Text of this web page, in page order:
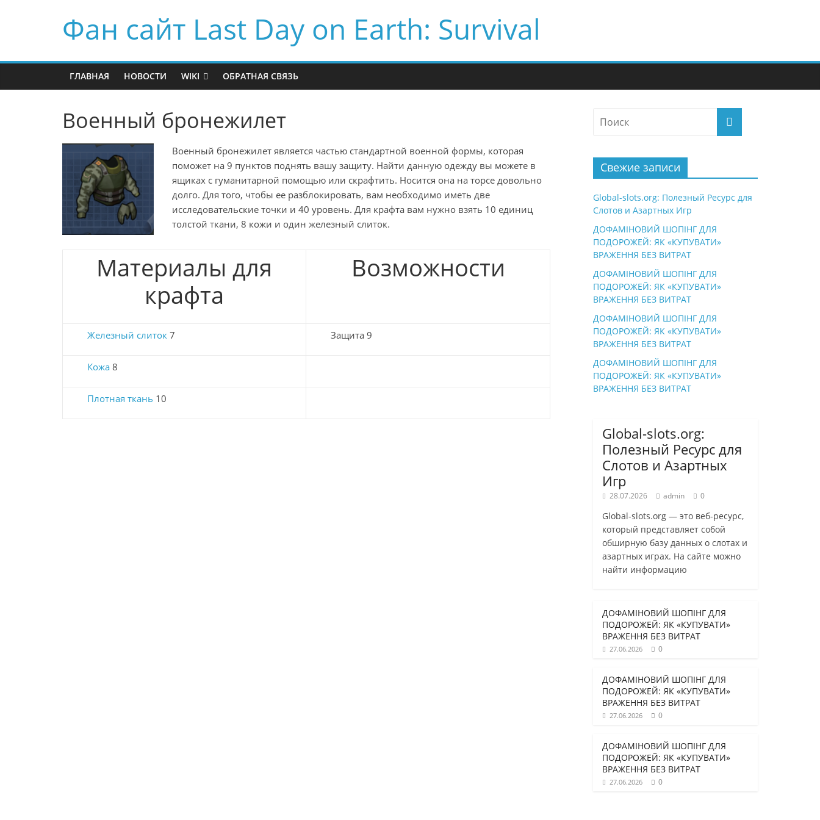
Фан сайт Last Day on Earth: Survival
ГЛАВНАЯ НОВОСТИ WIKI ОБРАТНАЯ СВЯЗЬ
Военный бронежилет
Военный бронежилет является частью стандартной военной формы, которая
поможет на 9 пунктов поднять вашу защиту. Найти данную одежду вы можете в
ящиках с гуманитарной помощью или скрафтить. Носится она на торсе довольно
долго. Для того, чтобы ее разблокировать, вам необходимо иметь две
исследовательские точки и 40 уровень. Для крафта вам нужно взять 10 единиц
толстой ткани, 8 кожи и один железный слиток.
Материалы для
крафта
Возможности
Железный слиток 7 Защита 9
Кожа 8
Плотная ткань 10
Свежие записи
Global-slots.org: Полезный Ресурс для
Слотов и Азартных Игр
ДОФАМІНОВИЙ ШОПІНГ ДЛЯ
ПОДОРОЖЕЙ: ЯК «КУПУВАТИ»
ВРАЖЕННЯ БЕЗ ВИТРАТ
ДОФАМІНОВИЙ ШОПІНГ ДЛЯ
ПОДОРОЖЕЙ: ЯК «КУПУВАТИ»
ВРАЖЕННЯ БЕЗ ВИТРАТ
ДОФАМІНОВИЙ ШОПІНГ ДЛЯ
ПОДОРОЖЕЙ: ЯК «КУПУВАТИ»
ВРАЖЕННЯ БЕЗ ВИТРАТ
ДОФАМІНОВИЙ ШОПІНГ ДЛЯ
ПОДОРОЖЕЙ: ЯК «КУПУВАТИ»
ВРАЖЕННЯ БЕЗ ВИТРАТ
Global-slots.org:
Полезный Ресурс для
Слотов и Азартных
Игр
28.07.2026 admin 0
Global-slots.org — это веб-ресурс,
который представляет собой
обширную базу данных о слотах и
азартных играх. На сайте можно
найти информацию
ДОФАМІНОВИЙ ШОПІНГ ДЛЯ
ПОДОРОЖЕЙ: ЯК «КУПУВАТИ»
ВРАЖЕННЯ БЕЗ ВИТРАТ
27.06.2026 0
ДОФАМІНОВИЙ ШОПІНГ ДЛЯ
ПОДОРОЖЕЙ: ЯК «КУПУВАТИ»
ВРАЖЕННЯ БЕЗ ВИТРАТ
27.06.2026 0
ДОФАМІНОВИЙ ШОПІНГ ДЛЯ
ПОДОРОЖЕЙ: ЯК «КУПУВАТИ»
ВРАЖЕННЯ БЕЗ ВИТРАТ
27.06.2026 0